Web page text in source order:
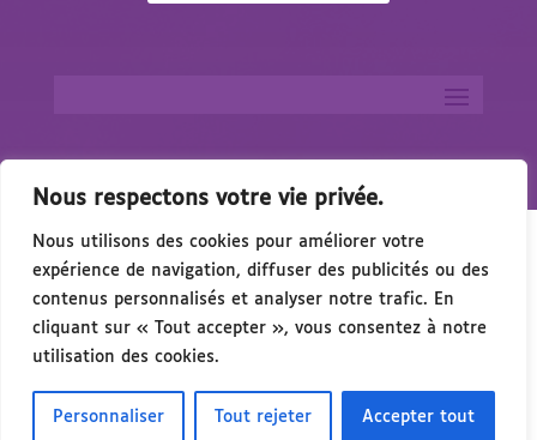
Nous respectons votre vie privée.
Nous utilisons des cookies pour améliorer votre
expérience de navigation, diffuser des publicités ou des
contenus personnalisés et analyser notre trafic. En
cliquant sur « Tout accepter », vous consentez à notre
utilisation des cookies.
Personnaliser Tout rejeter Accepter tout
🎉 Congrés/Salon du Handicap & de